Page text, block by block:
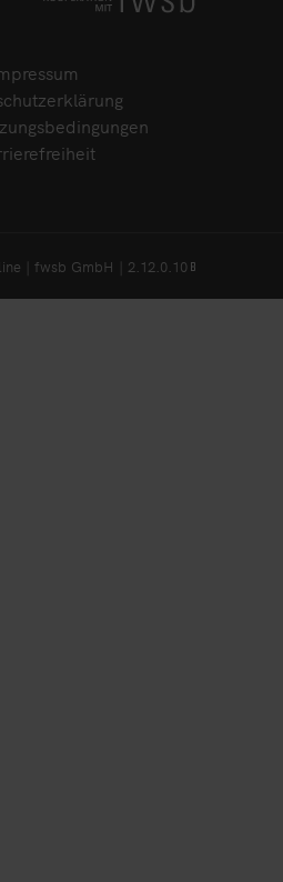
| fwsb GmbH | 2.12.0.10